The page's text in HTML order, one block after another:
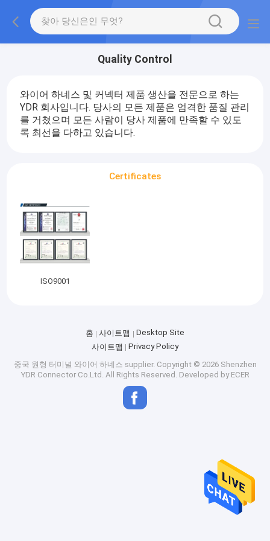
Quality Control
와이어 하네스 및 커넥터 제품 생산을 전문으로 하는
YDR 회사입니다. 당사의 모든 제품은 엄격한 품질 관리
를 거쳤으며 모든 사람이 당사 제품에 만족할 수 있도
록 최선을 다하고 있습니다.
Certificates
ISO9001
홈 사이트맵
Desktop Site
사이트맵
Privacy Policy
중국 원형 터미널 와이어 하네스 supplier. Copyright © 2026 Shenzhen
YDR Connector Co.Ltd. All Rights Reserved. Developed by ECER